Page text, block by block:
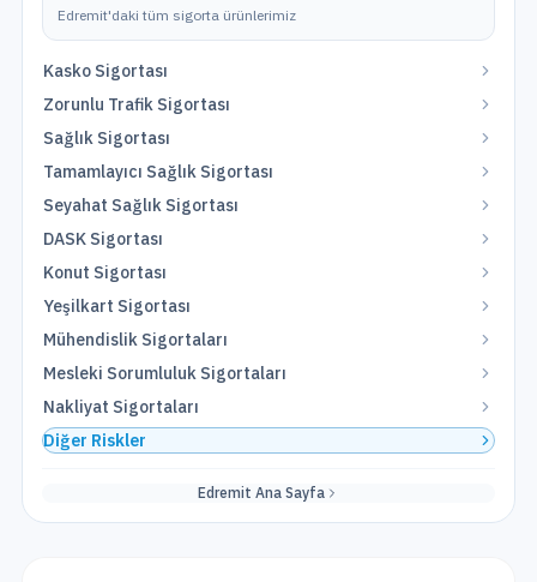
Edremit'daki tüm sigorta ürünlerimiz
Kasko Sigortası
Zorunlu Trafik Sigortası
Sağlık Sigortası
Tamamlayıcı Sağlık Sigortası
Seyahat Sağlık Sigortası
DASK Sigortası
Konut Sigortası
Yeşilkart Sigortası
Mühendislik Sigortaları
Mesleki Sorumluluk Sigortaları
Nakliyat Sigortaları
Diğer Riskler
Edremit Ana Sayfa